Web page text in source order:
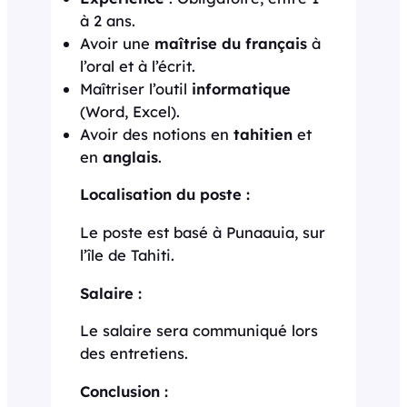
à 2 ans.
Avoir une maîtrise du français à
l’oral et à l’écrit.
Maîtriser l’outil informatique
(Word, Excel).
Avoir des notions en tahitien et
en anglais.
Localisation du poste :
Le poste est basé à Punaauia, sur
l’île de Tahiti.
Salaire :
Le salaire sera communiqué lors
des entretiens.
Conclusion :